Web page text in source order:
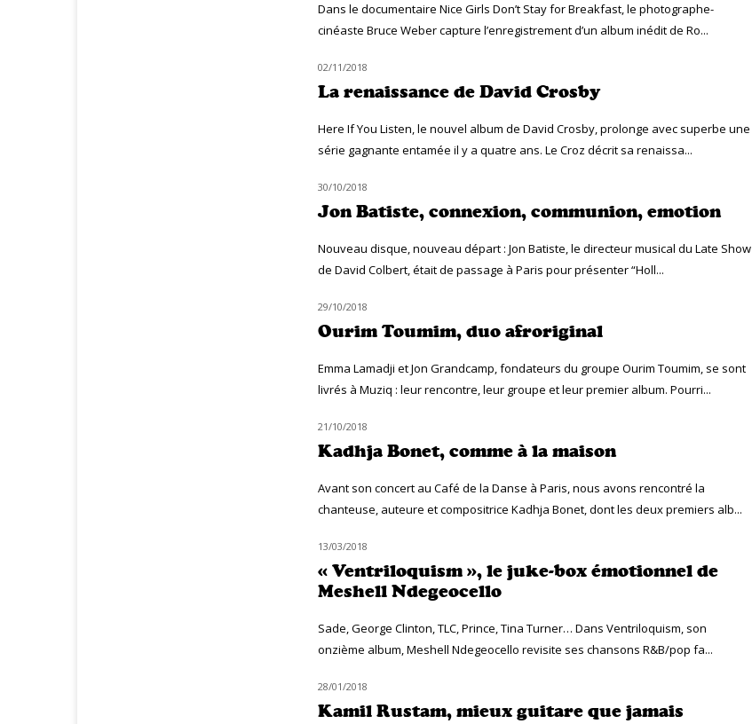
Dans le documentaire Nice Girls Don’t Stay for Breakfast, le photographe-
cinéaste Bruce Weber capture l’enregistrement d’un album inédit de Ro...
02/11/2018
La renaissance de David Crosby
Here If You Listen, le nouvel album de David Crosby, prolonge avec superbe une
série gagnante entamée il y a quatre ans. Le Croz décrit sa renaissa...
30/10/2018
Jon Batiste, connexion, communion, emotion
Nouveau disque, nouveau départ : Jon Batiste, le directeur musical du Late Show
de David Colbert, était de passage à Paris pour présenter “Holl...
29/10/2018
Ourim Toumim, duo afroriginal
Emma Lamadji et Jon Grandcamp, fondateurs du groupe Ourim Toumim, se sont
livrés à Muziq : leur rencontre, leur groupe et leur premier album. Pourri...
21/10/2018
Kadhja Bonet, comme à la maison
Avant son concert au Café de la Danse à Paris, nous avons rencontré la
chanteuse, auteure et compositrice Kadhja Bonet, dont les deux premiers alb...
13/03/2018
« Ventriloquism », le juke-box émotionnel de
Meshell Ndegeocello
Sade, George Clinton, TLC, Prince, Tina Turner… Dans Ventriloquism, son
onzième album, Meshell Ndegeocello revisite ses chansons R&B/pop fa...
28/01/2018
Kamil Rustam, mieux guitare que jamais